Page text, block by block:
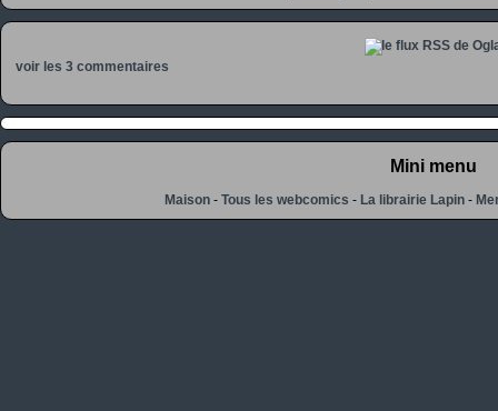
voir les 3 commentaires
Mini menu
Maison -Tous les webcomics -La librairie Lapin -